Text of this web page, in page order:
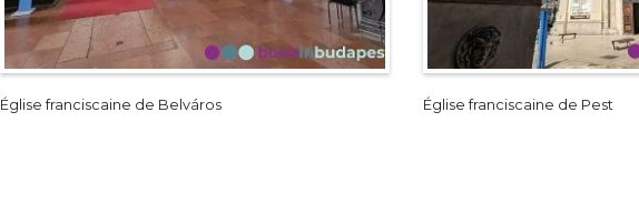
Église franciscaine de Belváros Église franciscaine de Pest